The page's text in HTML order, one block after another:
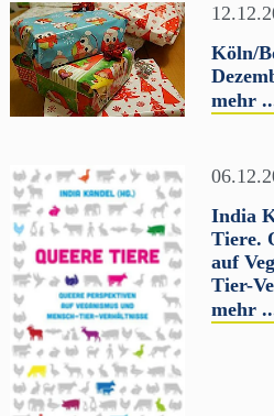
Köln/
mehr
India
Tiere.
auf
Tier-
mehr